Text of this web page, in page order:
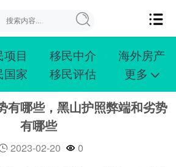
目 移民中介
海外房产
国家 移民评估
更多
移民 创业移民
购房移民
移民 雇主移民
移民学院
有哪些，黑山护照弊端和劣势
有哪些
2023-02-20
0